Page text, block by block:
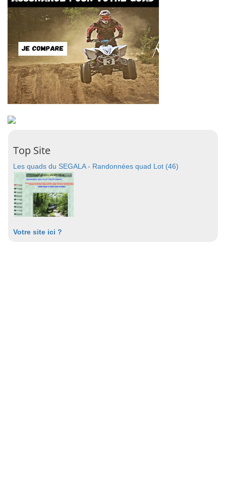
Top Site
Les quads du SEGALA - Randonnées quad Lot (46)
Votre site ici ?